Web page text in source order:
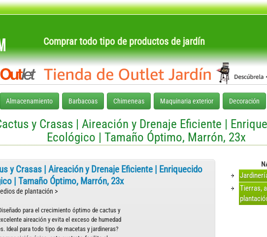
Comprar todo tipo de productos de jardín
menú
Almacenamiento Barbacoas Chimeneas Maquinaria exterior Decoración
y Crasas | Aireación y Drenaje Eficiente |
Ecológico | Tamaño Óptimo, Marrón, 23x
y Crasas | Aireación y Drenaje Eficiente | Enriquecido
| Tamaño Óptimo, Marrón, 23x
de plantación >
para el crecimiento óptimo de cactus y
aireación y evita el exceso de humedad
Ideal para todo tipo de macetas y jardineras?
Tierras,